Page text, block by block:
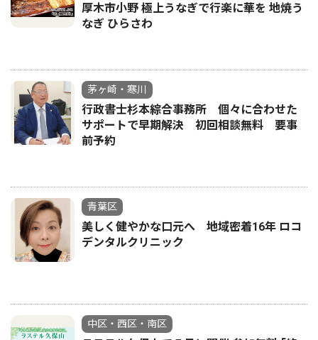
厚木市小野 極上うなぎで行楽に華を 地焼う
なぎ ひらさわ
茅ヶ崎・寒川
行政書士杉本綜合事務所 個々に合わせた
サポートで早期解決 初回相談無料 要事
前予約
青葉区
美しく健やかな口元へ 地域密着16年 ロコ
デンタルクリニック
中区・西区・南区